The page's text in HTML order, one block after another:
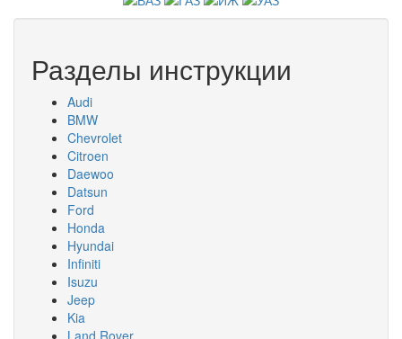
Разделы инструкции
Audi
BMW
Chevrolet
Citroen
Daewoo
Datsun
Ford
Honda
Hyundai
Infiniti
Isuzu
Jeep
Kia
Land Rover